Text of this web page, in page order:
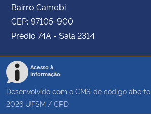
Bairro Camobi
CEP: 97105-900
Prédio 74A - Sala 2314
Acesso à
Informação
Desenvolvido com o CMS de código aberto
2026 UFSM / CPD